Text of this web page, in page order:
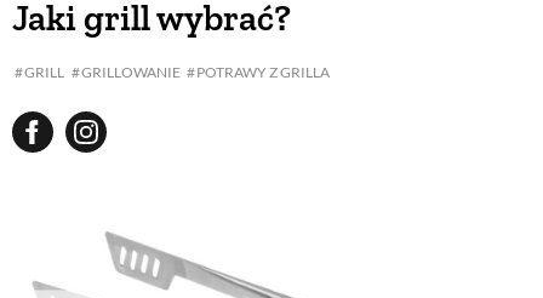
Jaki grill wybrać?
GRILL GRILLOWANIE POTRAWY Z GRILLA
BUDUJEMY DOM